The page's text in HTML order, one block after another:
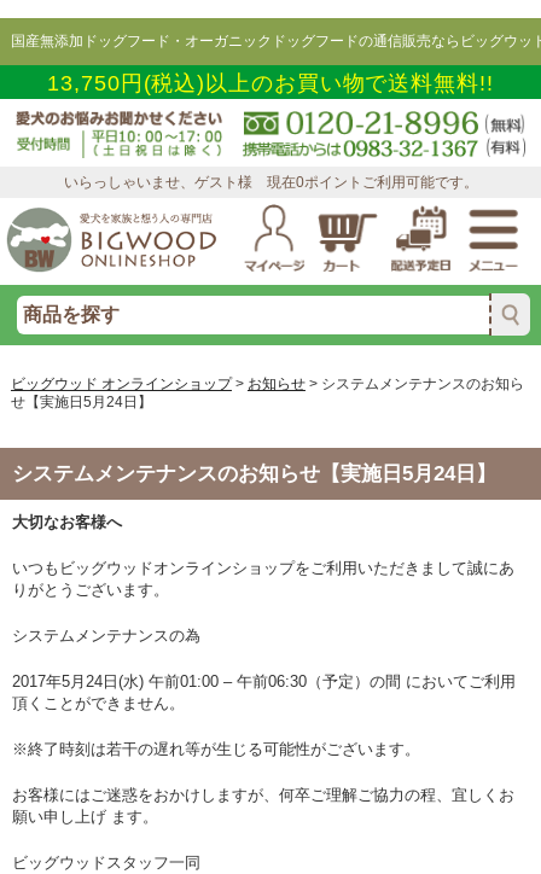
国産無添加ドッグフード・オーガニックドッグフードの通信販売ならビッグウッ
13,750円(税込)以上のお買い物で送料無料!!
いらっしゃいませ、ゲスト様 現在0ポイントご利用可能です。
ビッグウッド オンラインショップ> お知らせ> システムメンテナンスのお知ら
せ【実施日5月24日】
システムメンテナンスのお知らせ【実施日5月24日】
大切なお客様へ
いつもビッグウッドオンラインショップをご利用いただきまして誠にあ
りがとうございます。
システムメンテナンスの為
2017年5月24日(水) 午前01:00 – 午前06:30（予定）の間 においてご利用
頂くことができません。
※終了時刻は若干の遅れ等が生じる可能性がございます。
お客様にはご迷惑をおかけしますが、何卒ご理解ご協力の程、宜しくお
願い申し上げ ます。
ビッグウッドスタッフ一同